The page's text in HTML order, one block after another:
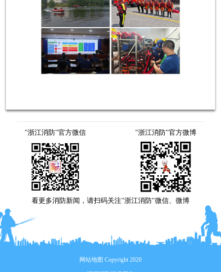
"浙江消防"官方微信 "浙江消防"官方微博
看更多消防新闻，请扫码关注"浙江消防"微信、微博
网站地图 Copyright 2020